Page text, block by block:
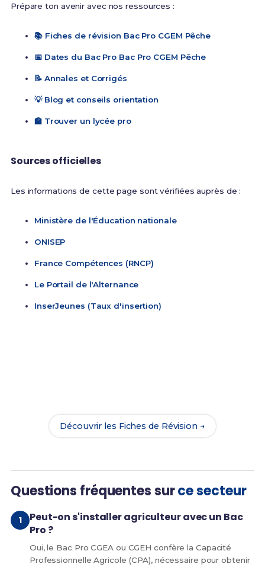
Prépare ton avenir avec nos ressources :
📚 Fiches de révision Bac Pro CGEM Pêche
📅 Dates du Bac Pro Bac Pro CGEM Pêche
📝 Annales et Corrigés
💡 Blog et conseils orientation
🏫 Trouver un lycée pro
Sources officielles
Les informations de cette page sont vérifiées auprès de :
Ministère de l'Éducation nationale
ONISEP
France Compétences (RNCP)
Le Portail de l'Alternance
InserJeunes (Taux d'insertion)
Découvrir les Fiches de Révision →
Questions fréquentes surce secteur
Peut-on s'installer agriculteur avec un Bac
Pro ?
Oui, le Bac Pro CGEA ou CGEH confère la Capacité
Professionnelle Agricole (CPA), nécessaire pour obtenir